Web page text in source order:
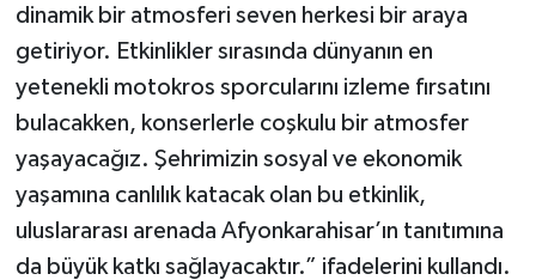
dinamik bir atmosferi seven herkesi bir araya
getiriyor. Etkinlikler sırasında dünyanın en
yetenekli motokros sporcularını izleme fırsatını
bulacakken, konserlerle coşkulu bir atmosfer
yaşayacağız. Şehrimizin sosyal ve ekonomik
yaşamına canlılık katacak olan bu etkinlik,
uluslararası arenada Afyonkarahisar’ın tanıtımına
da büyük katkı sağlayacaktır.” ifadelerini kullandı.